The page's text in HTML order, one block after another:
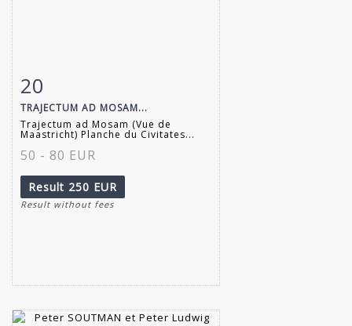
Item detail
20
TRAJECTUM AD MOSAM...
Trajectum ad Mosam (Vue de
Maastricht) Planche du Civitates...
50 - 80 EUR
Result 250 EUR
Result without fees